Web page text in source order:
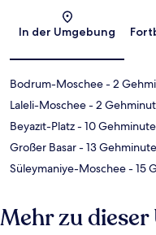
In der Umgebung
Bodrum-Moschee- 2
Laleli-Moschee- 2
Beyazıt-Platz- 10
Großer Basar- 13
Süleymaniye-Moschee- 15
Mehr zu